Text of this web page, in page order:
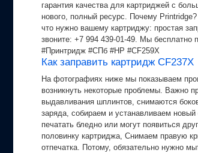
гарантия качества для картриджей с
нового, полный ресурс. Почему
что нужно вашему картриджу: простая
звоните: +7 994 439-01-49. Мы бесплатно
#Принтридж #СПб #HP #CF259X
Как заправить картридж CF237X
На фотографиях ниже мы показываем
возникнуть некоторые проблемы. Важно
выдавливания шплинтов, снимаются
заряда, собираем и устанавливаем
печатать бледно или могут появиться
половинку картриджа, Снимаем правую
отпечатка. Потому, обязательно нужно